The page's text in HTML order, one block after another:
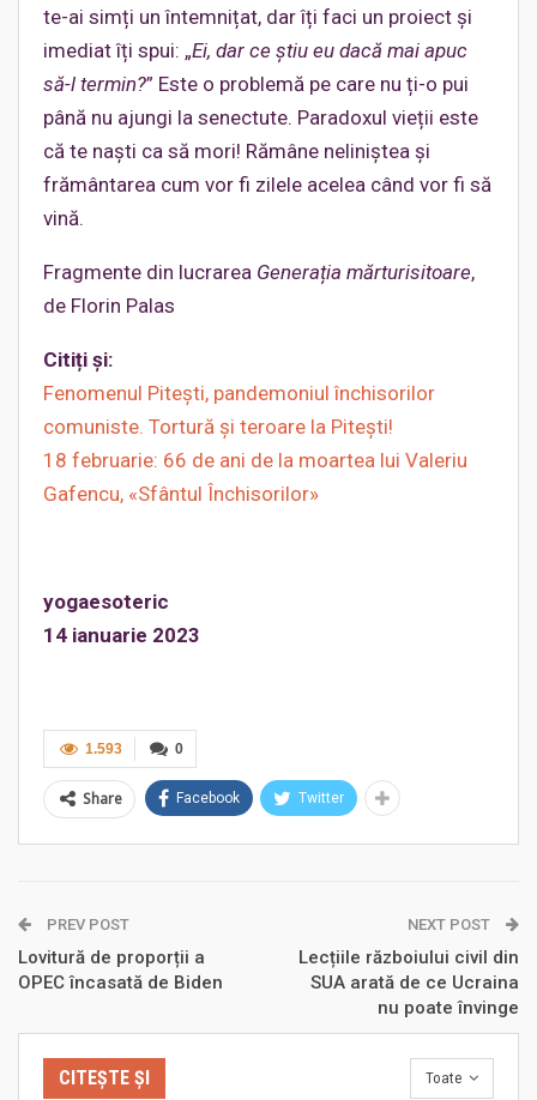
te-ai simți un întemnițat, dar îți faci un proiect și
imediat îți spui: „Ei, dar ce știu eu dacă mai apuc
să-l termin?” Este o problemă pe care nu ți-o pui
până nu ajungi la senectute. Paradoxul vieții este
că te naști ca să mori! Rămâne neliniștea și
frământarea cum vor fi zilele acelea când vor fi să
vină.
Fragmente din lucrarea Generația mărturisitoare,
de Florin Palas
Citiți și:
Fenomenul Pitești, pandemoniul închisorilor
comuniste. Tortură și teroare la Pitești!
18 februarie: 66 de ani de la moartea lui Valeriu
Gafencu, «Sfântul Închisorilor»
yogaesoteric
14 ianuarie 2023
0
1.593
Share Facebook Twitter
PREV POST
Lovitură de proporții a
OPEC încasată de Biden
NEXT POST
Lecțiile războiului civil din
SUA arată de ce Ucraina
nu poate învinge
Toate
CITEȘTE ȘI